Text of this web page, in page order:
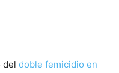
del doble femicidio en